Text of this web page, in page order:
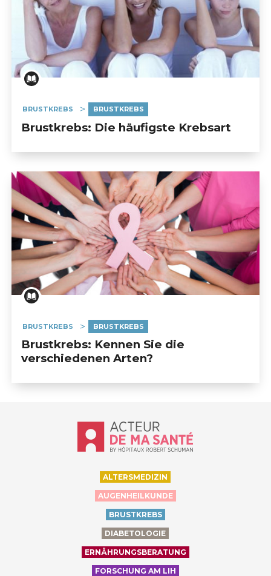
BRUSTKREBS BRUSTKREBS
Brustkrebs: Die häufigste Krebsart
BRUSTKREBS BRUSTKREBS
Brustkrebs: Kennen Sie die
verschiedenen Arten?
Accueil - Acteur de ma santé, by
ALTERSMEDIZIN
AUGENHEILKUNDE
BRUSTKREBS
DIABETOLOGIE
ERNÄHRUNGSBERATUNG
FORSCHUNG AM LIH